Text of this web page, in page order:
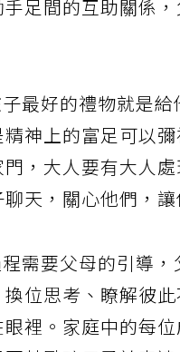
足間的互助關係
最好的禮物就是
神上的富足可以
門，大人要有大人
天，關心他們，
程需要父母的引導
位思考、瞭解彼
裡。家庭中的每